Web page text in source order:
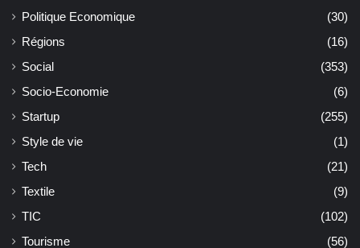
Politique Economique
(30)
Régions
(16)
Social
(353)
Socio-Economie
(6)
Startup
(255)
Style de vie
(1)
Tech
(21)
Textile
(9)
TIC
(102)
Tourisme
(56)